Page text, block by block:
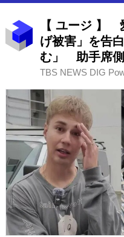
【 ユージ 】
げ被害」を告
む」 助手席
メルセデス
2023年式 】
TBS NEWS DIG